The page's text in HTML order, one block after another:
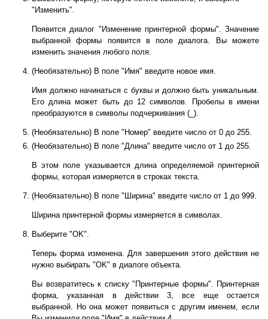
"Изменить".
Появится диалог "Изменение принтерной формы". Значение
выбранной формы появится в поле диалога. Вы можете
изменить значения любого поля.
(Необязательно) В поле "Имя" введите новое имя.
Имя должно начинаться с буквы и должно быть уникальным.
Его длина может быть до 12 символов. Пробелы в имени
преобразуются в символы подчеркивания (_).
(Необязательно) В поле "Номер" введите число от 0 до 255.
(Необязательно) В поле "Длина" введите число от 1 до 255.
В этом поле указывается длина определяемой принтерной
формы, которая измеряется в строках текста.
(Необязательно) В поле "Ширина" введите число от 1 до 999.
Ширина принтерной формы измеряется в символах.
Выберите "OK".
Теперь форма изменена. Для завершения этого действия не
нужно выбирать "OK" в диалоге объекта.
Вы возвратитесь к списку "Принтерные формы". Принтерная
форма, указанная в действии 3, все еще остается
выбранной. Но она может появиться с другим именем, если